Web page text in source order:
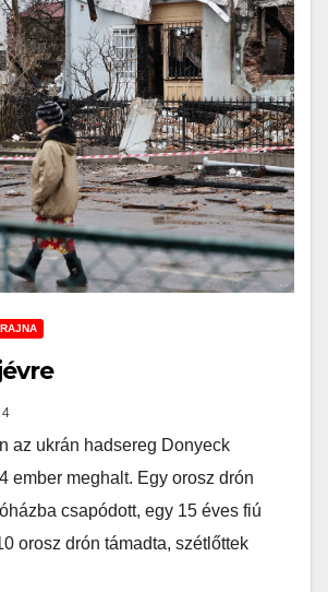
az ukrán hadsereg Donyeck
ember meghalt. Egy orosz drón
csapódott, egy 15 éves fiú
orosz drón támadta, szétlőttek